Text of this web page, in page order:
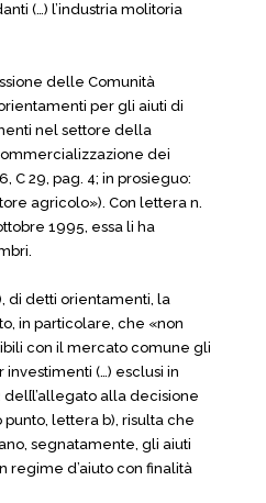
(…) l’industria molitoria
delle Comunità
per gli aiuti di
nel settore della
dei
C 29, pag. 4; in prosieguo:
agricolo»). Con lettera n.
1995, essa li ha
detti orientamenti, la
in particolare, che «non
con il mercato comune gli
investimenti (…) esclusi in
del[l’allegato alla decisione
lettera b), risulta che
segnatamente, gli aiuti
regime d’aiuto con finalità